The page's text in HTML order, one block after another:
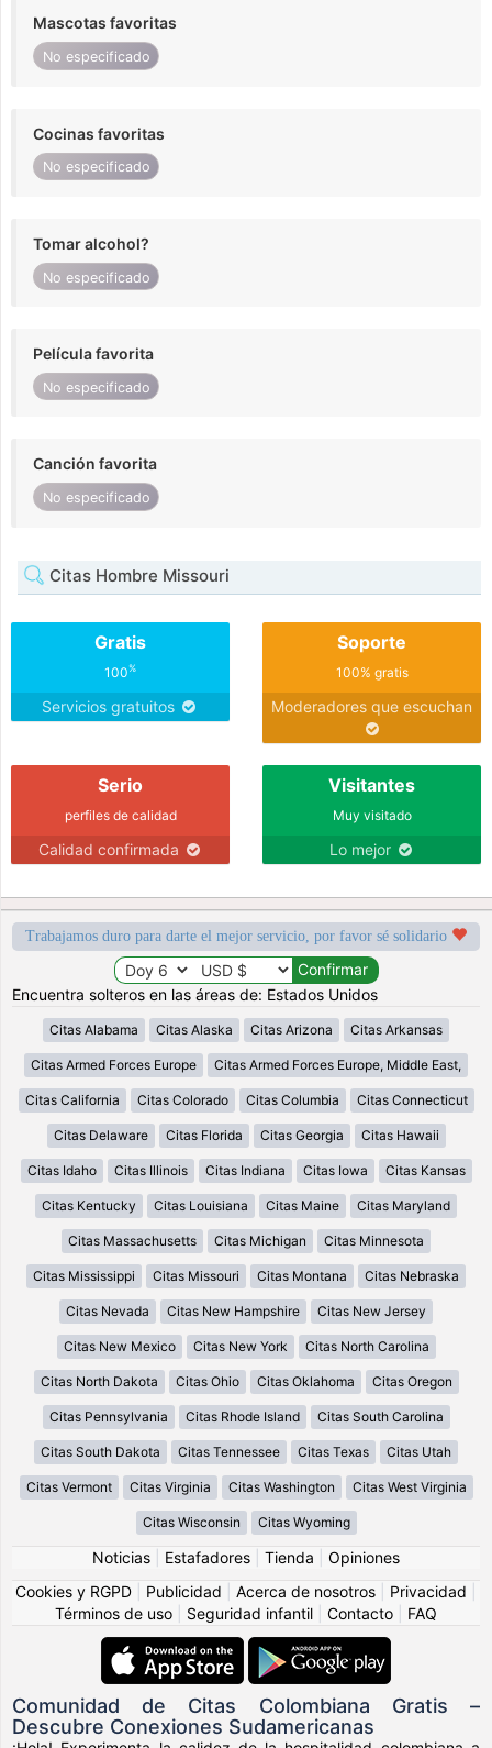
Mascotas favoritas
No especificado
Cocinas favoritas
No especificado
Tomar alcohol?
No especificado
Película favorita
No especificado
Canción favorita
No especificado
Citas Hombre Missouri
Gratis
100%
Servicios gratuitos
Soporte
100% gratis
Moderadores que escuchan
Serio
perfiles de calidad
Calidad confirmada
Visitantes
Muy visitado
Lo mejor
Trabajamos duro para darte el mejor servicio, por favor sé solidario
Encuentra solteros en las áreas de: Estados Unidos
Citas Alabama Citas Alaska Citas Arizona Citas Arkansas
Citas Armed Forces Europe Citas Armed Forces Europe, Middle East,
Citas California Citas Colorado Citas Columbia Citas Connecticut
Citas Delaware Citas Florida Citas Georgia Citas Hawaii
Citas Idaho Citas Illinois Citas Indiana Citas Iowa Citas Kansas
Citas Kentucky Citas Louisiana Citas Maine Citas Maryland
Citas Massachusetts Citas Michigan Citas Minnesota
Citas Mississippi Citas Missouri Citas Montana Citas Nebraska
Citas Nevada Citas New Hampshire Citas New Jersey
Citas New Mexico Citas New York Citas North Carolina
Citas North Dakota Citas Ohio Citas Oklahoma Citas Oregon
Citas Pennsylvania Citas Rhode Island Citas South Carolina
Citas South Dakota Citas Tennessee Citas Texas Citas Utah
Citas Vermont Citas Virginia Citas Washington Citas West Virginia
Citas Wisconsin Citas Wyoming
Noticias Estafadores Tienda
Opiniones
Cookies y RGPD
Publicidad Acerca de nosotros Privacidad
Términos de uso
Seguridad infantil Contacto FAQ
Comunidad de Citas Colombiana Gratis –
Descubre Conexiones Sudamericanas